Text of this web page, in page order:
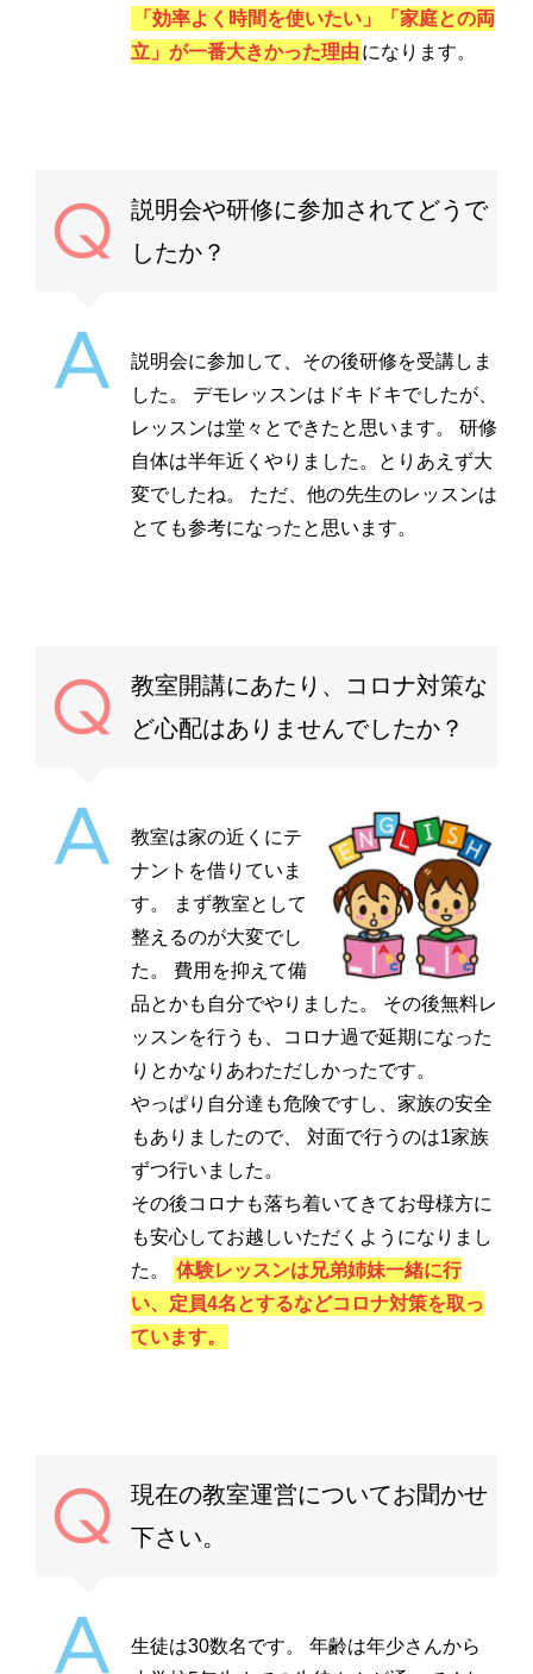
「効率よく時間を使いたい」「家庭との両
立」が一番大きかった理由 になります。
説明会や研修に参加されてどうで
したか？
説明会に参加して、その後研修を受講しま
した。 デモレッスンはドキドキでしたが、
レッスンは堂々とできたと思います。 研修
自体は半年近くやりました。とりあえず大
変でしたね。 ただ、他の先生のレッスンは
とても参考になったと思います。
教室開講にあたり、コロナ対策な
ど心配はありませんでしたか？
教室は家の近くにテ
ナントを借りていま
す。 まず教室として
整えるのが大変でし
た。 費用を抑えて備
品とかも自分でやりました。 その後無料レ
ッスンを行うも、コロナ過で延期になった
りとかなりあわただしかったです。
やっぱり自分達も危険ですし、家族の安全
もありましたので、 対面で行うのは1家族
ずつ行いました。
その後コロナも落ち着いてきてお母様方に
も安心してお越しいただくようになりまし
た。
体験レッスンは兄弟姉妹一緒に行
い、定員4名とするなどコロナ対策を取っ
ています。
現在の教室運営についてお聞かせ
下さい。
生徒は30数名です。 年齢は年少さんから